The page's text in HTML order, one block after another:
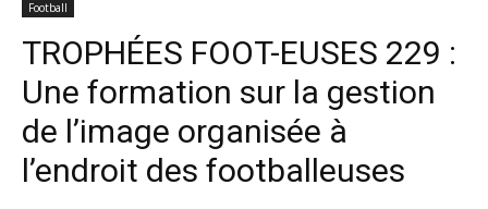
Football
TROPHÉES FOOT-EUSES 229 :
Une formation sur la gestion
de l’image organisée à
l’endroit des footballeuses